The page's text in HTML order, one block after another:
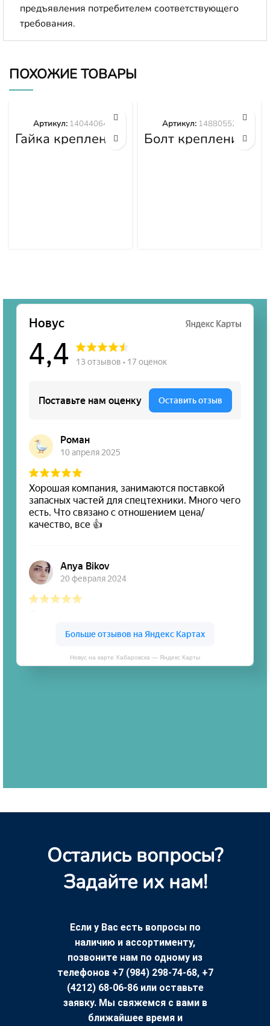
предъявления потребителем соответствующего
требования.
ПОХОЖИЕ ТОВАРЫ
Гайка крепления
башмака
Артикул: 14044064
Болт крепления
башмака
Артикул: 14880552
Новус на карте Хабаровска — Яндекс Карты
Остались вопросы?
Задайте их нам!
Если у Вас есть вопросы по
наличию и ассортименту,
позвоните нам по одному из
телефонов +7 (984) 298-74-68, +7
(4212) 68-06-86 или оставьте
заявку. Мы свяжемся с вами в
ближайшее время и